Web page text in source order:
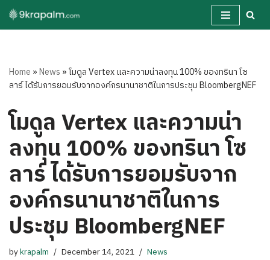
Skip
Home »News »โมดูล Vertex และความน่าลงทุน 100% ของทรินา โซ
ลาร์ ได้รับการยอมรับจากองค์กรนานาชาติในการประชุม BloombergNEF
โมดูล Vertex และความน่า
ลงทุน 100% ของทรินา โซ
ลาร์ ได้รับการยอมรับจาก
องค์กรนานาชาติในการ
ประชุม BloombergNEF
bykrapalm December 14, 2021 News